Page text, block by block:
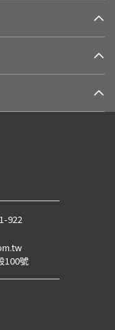
922
100號